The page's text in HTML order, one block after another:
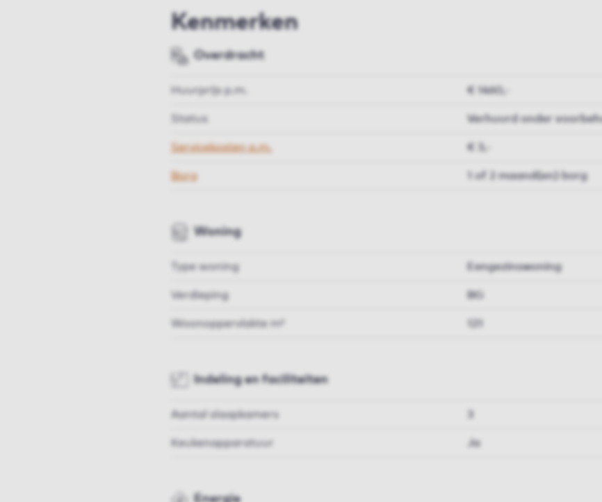
Kenmerken
Overdracht
Huurprijs p.m. € 1460,-
Status Verhuurd onder
Servicekosten p.m. € 3,-
Borg 1 of 2 maand(en) borg
Woning
Type woning Eengezinswoning
Verdieping BG
Woonoppervlakte m²
Indeling en faciliteiten
Aantal slaapkamers
Keukenapparatuur Ja
Energie